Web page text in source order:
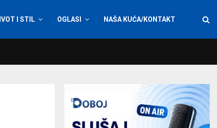
I STIL OGLASI NAŠA KUĆA/KONTAKT